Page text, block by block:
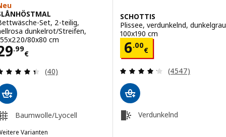
Set, 2-teilig,
dunkelrot/Streifen,
80x80 cm
.99
€29.99€
Bewertungen: 4.4 von 5 Sternen. Bewertungen
(40)
Baumwolle/Lyocell
Varianten
SCHOTTIS
Plissee, verdunkelnd,
100x190 cm
6.00
€
Preis 6.00€
Bewertungen:
(4547)
Verdunkelnd